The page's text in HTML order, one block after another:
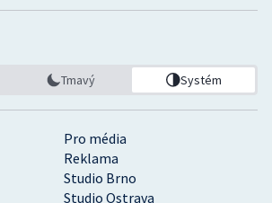
Pro média
Reklama
Studio Brno
Studio Ostrava
Tmavý Systém